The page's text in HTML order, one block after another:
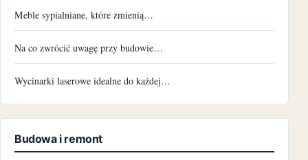
Meble sypialniane, które zmienią…
Na co zwrócić uwagę przy budowie…
Wycinarki laserowe idealne do każdej…
Budowa i remont